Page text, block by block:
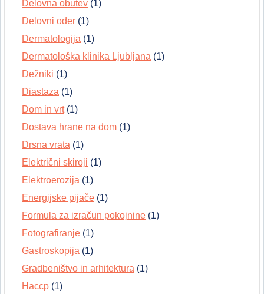
Delovna obutev (1)
Delovni oder (1)
Dermatologija (1)
Dermatološka klinika Ljubljana (1)
Dežniki (1)
Diastaza (1)
Dom in vrt(1)
Dostava hrane na dom (1)
Drsna vrata (1)
Električni skiroji (1)
Elektroerozija (1)
Energijske pijače (1)
Formula za izračun pokojnine (1)
Fotografiranje (1)
Gastroskopija (1)
Gradbeništvo in arhitektura (1)
Haccp (1)